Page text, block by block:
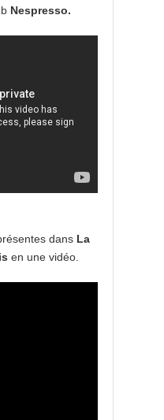
Nespresso.
dans La
en une vidéo.